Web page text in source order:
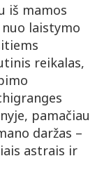
iš mamos
nuo laistymo
reikalas,
pamačiau
daržas –
astrais ir